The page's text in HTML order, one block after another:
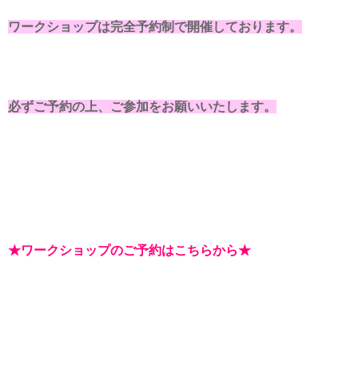
ワークショップは完全予約制で開催しております。
必ずご予約の上、ご参加をお願いいたします。
★ワークショップのご予約はこちらから★